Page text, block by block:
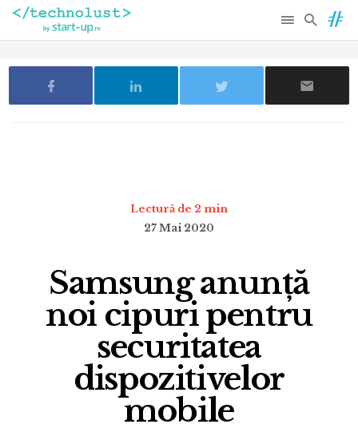
Lectură de 2 min
27 Mai 2020
Samsung anunță
noi cipuri pentru
securitatea
dispozitivelor
mobile